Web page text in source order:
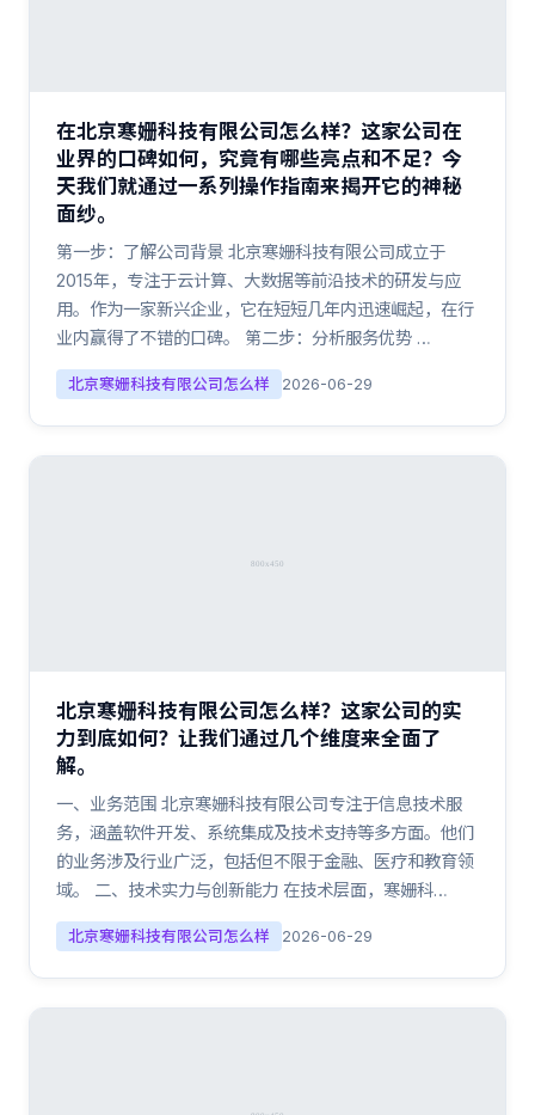
在北京寒姗科技有限公司怎么样？这家公司在
业界的口碑如何，究竟有哪些亮点和不足？今
天我们就通过一系列操作指南来揭开它的神秘
面纱。
第一步：了解公司背景 北京寒姗科技有限公司成立于
2015年，专注于云计算、大数据等前沿技术的研发与应
用。作为一家新兴企业，它在短短几年内迅速崛起，在行
业内赢得了不错的口碑。 第二步：分析服务优势 …
北京寒姗科技有限公司怎么样 2026-06-29
北京寒姗科技有限公司怎么样？这家公司的实
力到底如何？让我们通过几个维度来全面了
解。
一、业务范围 北京寒姗科技有限公司专注于信息技术服
务，涵盖软件开发、系统集成及技术支持等多方面。他们
的业务涉及行业广泛，包括但不限于金融、医疗和教育领
域。 二、技术实力与创新能力 在技术层面，寒姗科…
北京寒姗科技有限公司怎么样 2026-06-29